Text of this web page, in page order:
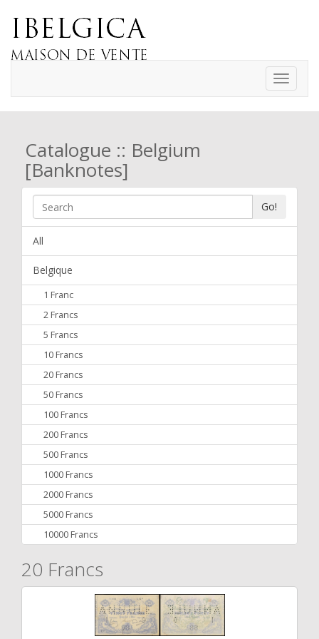
Toggle
Catalogue :: Belgium
[Banknotes]
Go!
All
Belgique
1 Franc
2 Francs
5 Francs
10 Francs
20 Francs
50 Francs
100 Francs
200 Francs
500 Francs
1000 Francs
2000 Francs
5000 Francs
10000 Francs
20 Francs